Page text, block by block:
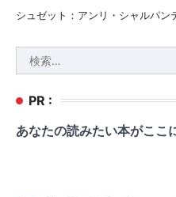
シュゼット：アンリ・シャルパン
索:
PR :
あなたの読みたい本がここ